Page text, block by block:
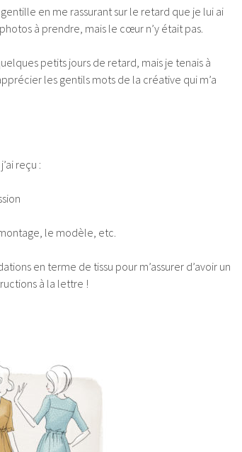
en me rassurant sur le retard que je lui ai
à prendre, mais le cœur n’y était pas.
petits jours de retard, mais je tenais à
les gentils mots de la créative qui m’a
reçu :
le modèle, etc.
en terme de tissu pour m’assurer d’avoir un
à la lettre !